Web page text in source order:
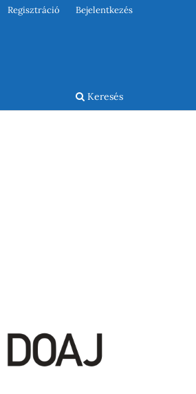
Keresés
Regisztráció Bejelentkezés